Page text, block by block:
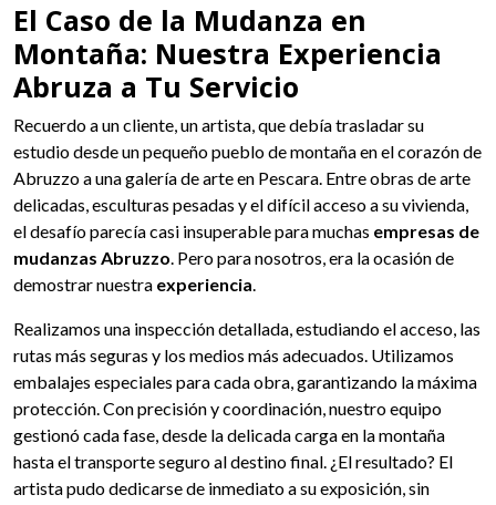
El Caso de la Mudanza en
Montaña: Nuestra Experiencia
Abruza a Tu Servicio
Recuerdo a un cliente, un artista, que debía trasladar su
estudio desde un pequeño pueblo de montaña en el corazón de
Abruzzo a una galería de arte en Pescara. Entre obras de arte
delicadas, esculturas pesadas y el difícil acceso a su vivienda,
el desafío parecía casi insuperable para muchas empresas de
mudanzas Abruzzo. Pero para nosotros, era la ocasión de
demostrar nuestra experiencia.
Realizamos una inspección detallada, estudiando el acceso, las
rutas más seguras y los medios más adecuados. Utilizamos
embalajes especiales para cada obra, garantizando la máxima
protección. Con precisión y coordinación, nuestro equipo
gestionó cada fase, desde la delicada carga en la montaña
hasta el transporte seguro al destino final. ¿El resultado? El
artista pudo dedicarse de inmediato a su exposición, sin